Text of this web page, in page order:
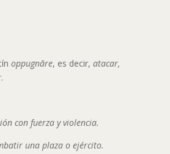
oppugnāre, es decir, atacar,
.
con fuerza y violencia.
una plaza o ejército.